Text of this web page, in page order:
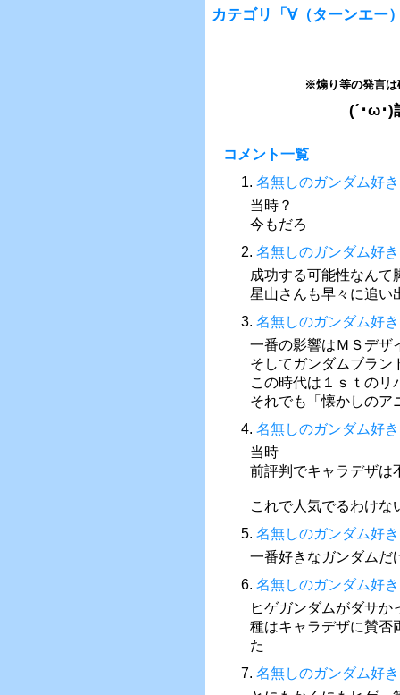
カテゴリ「∀（ターンエー
※煽り等の発言は
(´･ω･)
コメント一覧
1. 名無しのガンダム好き
当時？
今もだろ
2. 名無しのガンダム好き
成功する可能性なんて
星山さんも早々に追い
3. 名無しのガンダム好き
一番の影響はＭＳデザ
そしてガンダムブラン
この時代は１ｓｔのリ
それでも「懐かしのア
4. 名無しのガンダム好き
当時
前評判でキャラデザは
これで人気でるわけな
5. 名無しのガンダム好き
一番好きなガンダムだ
6. 名無しのガンダム好き
ヒゲガンダムがダサか
種はキャラデザに賛否
た
7. 名無しのガンダム好き